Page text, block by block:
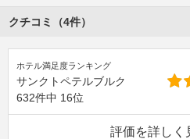
クチコミ（4件）
ホテル満足度ランキング
サンクトペテルブルク
632件中 16位
評価を詳しく